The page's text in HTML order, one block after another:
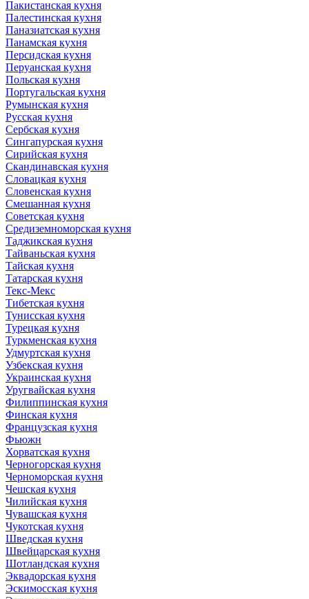
Пакистанская кухня
Палестинская кухня
Паназиатская кухня
Панамская кухня
Персидская кухня
Перуанская кухня
Польская кухня
Португальская кухня
Румынская кухня
Русская кухня
Сербская кухня
Сингапурская кухня
Сирийская кухня
Скандинавская кухня
Словацкая кухня
Словенская кухня
Смешанная кухня
Советская кухня
Средиземноморская кухня
Таджикская кухня
Тайваньская кухня
Тайская кухня
Татарская кухня
Текс-Мекс
Тибетская кухня
Тунисская кухня
Турецкая кухня
Туркменская кухня
Удмуртская кухня
Узбекская кухня
Украинская кухня
Уругвайская кухня
Филиппинская кухня
Финская кухня
Французская кухня
Фьюжн
Хорватская кухня
Черногорская кухня
Черноморская кухня
Чешская кухня
Чилийская кухня
Чувашская кухня
Чукотская кухня
Шведская кухня
Швейцарская кухня
Шотландская кухня
Эквадорская кухня
Эскимосская кухня